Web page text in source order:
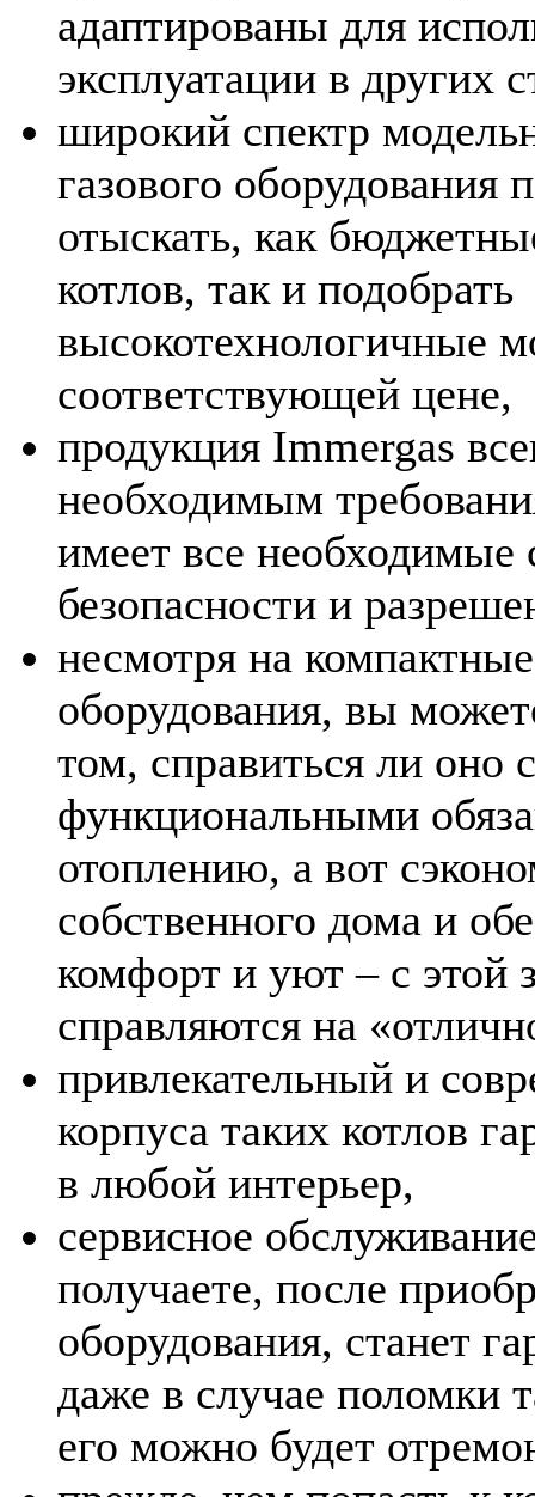
адаптированы для
эксплуатации в других
широкий спектр
газового оборудования
отыскать, как
котлов, так и подобрать
высокотехнологичные
соответствующей цене,
продукция Immergas
необходимым
имеет все необходимые
безопасности и
несмотря на
оборудования, вы
том, справиться ли оно
функциональными
отоплению, а вот
собственного дома и
комфорт и уют – с этой
справляются на
привлекательный и
корпуса таких котлов
в любой интерьер,
сервисное
получаете, после
оборудования, станет
даже в случае поломки
его можно будет